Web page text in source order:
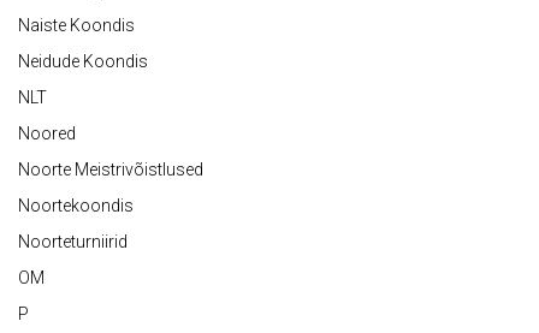
Naiste Koondis
Neidude Koondis
NLT
Noored
Noorte Meistrivõistlused
Noortekoondis
Noorteturniirid
OM
P